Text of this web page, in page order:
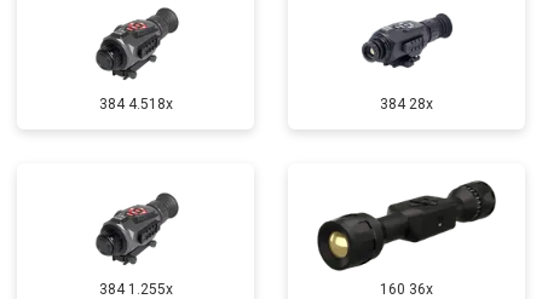
384 4.518x 384 28x
384 1.255х 160 36x